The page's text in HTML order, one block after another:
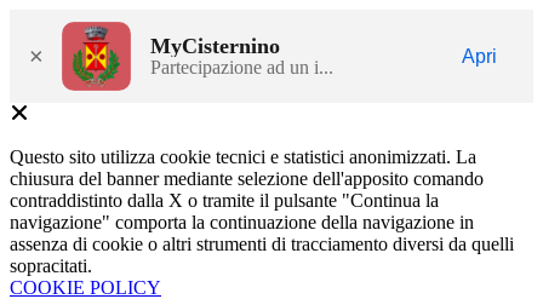
× MyCisternino
Partecipazione ad un i...
Apri
Questo sito utilizza cookie tecnici e statistici anonimizzati. La
chiusura del banner mediante selezione dell'apposito comando
contraddistinto dalla X o tramite il pulsante "Continua la
navigazione" comporta la continuazione della navigazione in
assenza di cookie o altri strumenti di tracciamento diversi da quelli
sopracitati.
COOKIE POLICY